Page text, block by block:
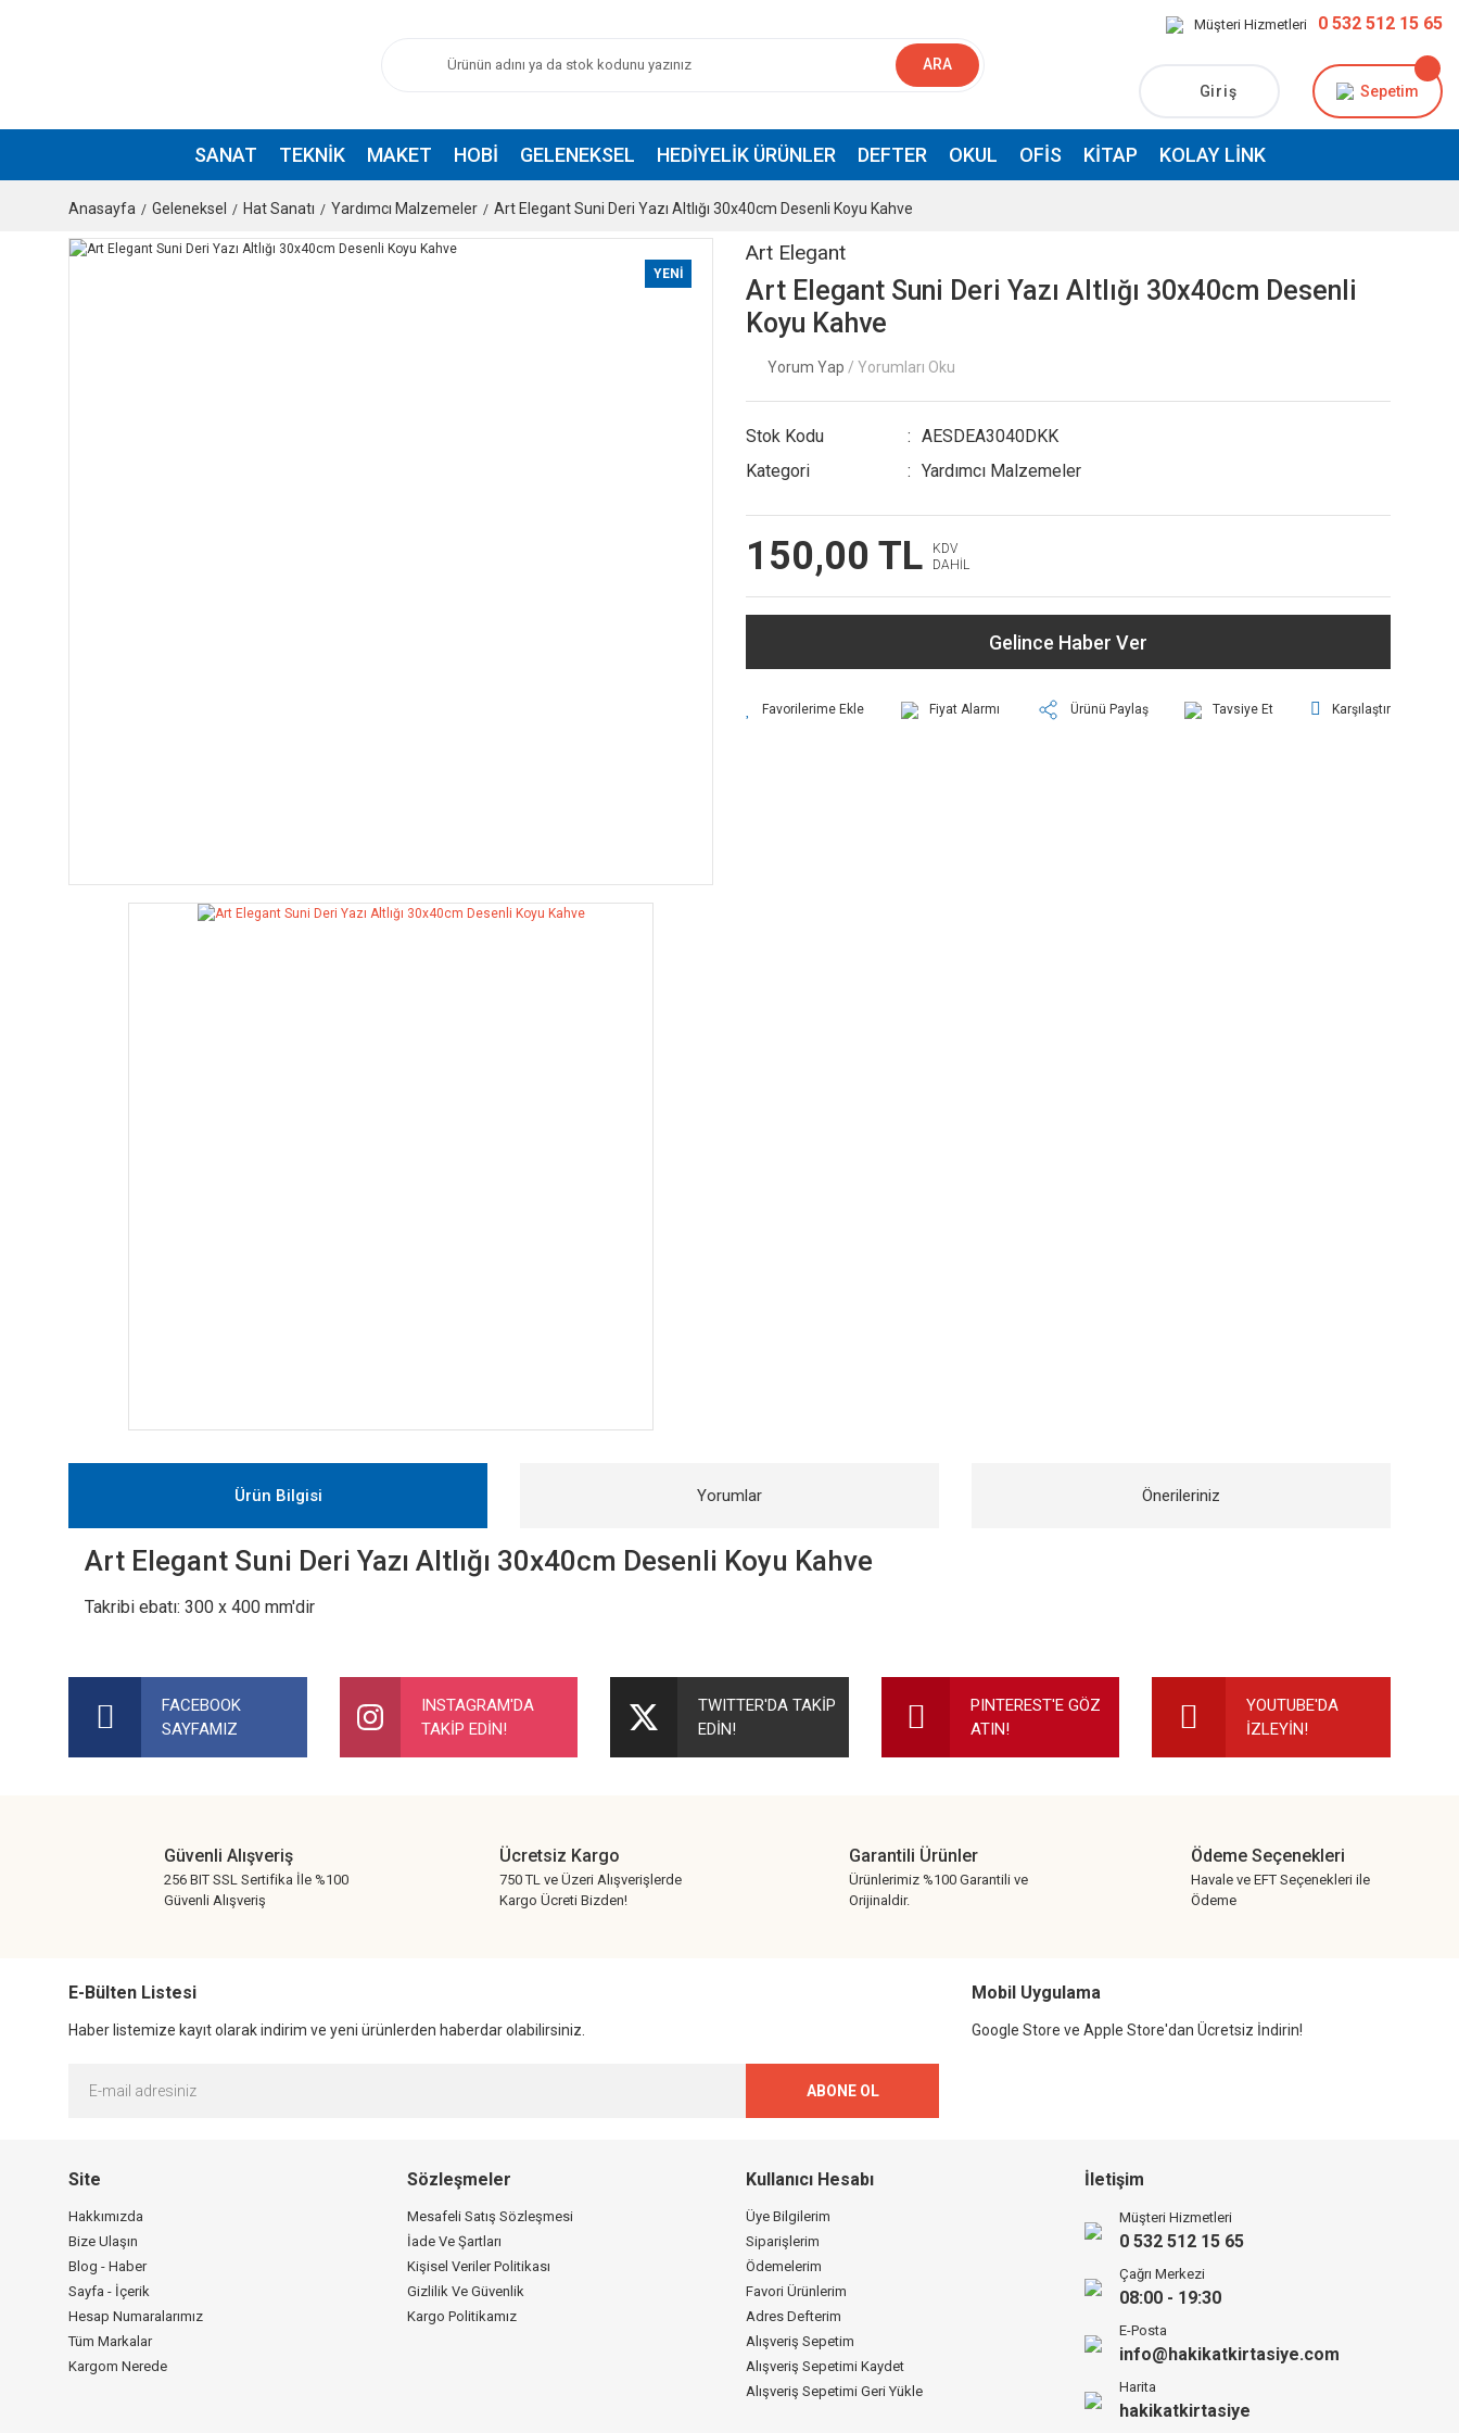
ARA
Müşteri Hizmetleri 0 532 512 15 65
Giriş Sepetim
SANAT TEKNIK MAKET HOBI GELENEKSEL HEDIYELIK ÜRÜNLER DEFTER OKUL OFIS KITAP KOLAY LINK
Anasayfa Geleneksel Hat Sanatı Yardımcı Malzemeler Art Elegant Suni Deri Yazı Altlığı 30x40cm Desenli Koyu Kahve
YENİ
Art Elegant
Art Elegant Suni Deri Yazı Altlığı 30x40cm Desenli
Koyu Kahve
Yorum Yap / Yorumları Oku
Stok Kodu
AESDEA3040DKK
Kategori
Yardımcı Malzemeler
150,00 TL
KDV
DAHİL
Gelince Haber Ver
Fiyat Alarmı Ürünü Paylaş Tavsiye Et Karşılaştır
Ürün Bilgisi Yorumlar Önerileriniz
Art Elegant Suni Deri Yazı Altlığı 30x40cm Desenli Koyu Kahve
Takribi ebatı: 300 x 400 mm'dir
Bu ürüne ilk yorumu siz yapın!
Bu ürüne benzer farklı alternatifler olmalı.
FACEBOOK
SAYFAMIZ
INSTAGRAM'DA
TAKİP EDİN!
TWITTER'DA TAKİP
EDİN!
PINTEREST'E GÖZ
ATIN!
YOUTUBE'DA
İZLEYİN!
Güvenli Alışveriş
256 BIT SSL Sertifika İle %100
Güvenli Alışveriş
Ücretsiz Kargo
750 TL ve Üzeri Alışverişlerde
Kargo Ücreti Bizden!
Garantili Ürünler
Ürünlerimiz %100 Garantili ve
Orijinaldir.
Ödeme Seçenekleri
Havale ve EFT Seçenekleri ile
Ödeme
E-Bülten Listesi
Haber listemize kayıt olarak indirim ve yeni ürünlerden haberdar olabilirsiniz.
ABONE OL
Mobil Uygulama
Google Store ve Apple Store'dan Ücretsiz İndirin!
Site
Hakkımızda
Bize Ulaşın
Blog - Haber
Sayfa - İçerik
Hesap Numaralarımız
Tüm Markalar
Kargom Nerede
Sözleşmeler
Mesafeli Satış Sözleşmesi
İade Ve Şartları
Kişisel Veriler Politikası
Gizlilik Ve Güvenlik
Kargo Politikamız
Kullanıcı Hesabı
Üye Bilgilerim
Siparişlerim
Ödemelerim
Favori Ürünlerim
Adres Defterim
Alışveriş Sepetim
Alışveriş Sepetimi Kaydet
Alışveriş Sepetimi Geri Yükle
İletişim
Müşteri Hizmetleri
0 532 512 15 65
Çağrı Merkezi
08:00 - 19:30
E-Posta
info@hakikatkirtasiye.com
Harita
hakikatkirtasiye